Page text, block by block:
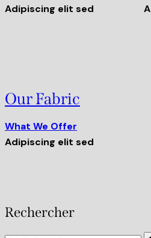
Adipiscing elit sed
Our Fabric
What We Offer
Adipiscing elit sed
Rechercher